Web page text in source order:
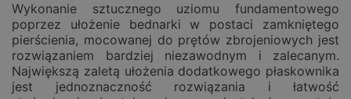
Wykonanie sztucznego uziomu fundamentowego
poprzez ułożenie bednarki w postaci zamkniętego
pierścienia, mocowanej do prętów zbrojeniowych jest
rozwiązaniem bardziej niezawodnym i zalecanym.
Największą zaletą ułożenia dodatkowego płaskownika
jest jednoznaczność rozwiązania i łatwość